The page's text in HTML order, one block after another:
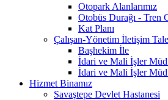
Otopark Alanlarımız
Otobüs Durağı - Tren
Kat Planı
Çalışan-Yönetim İletişim
Başhekim İle
İdari ve Mali İşler
İdari ve Mali İşler
Hizmet Binamız
Savaştepe Devlet Hastanesi